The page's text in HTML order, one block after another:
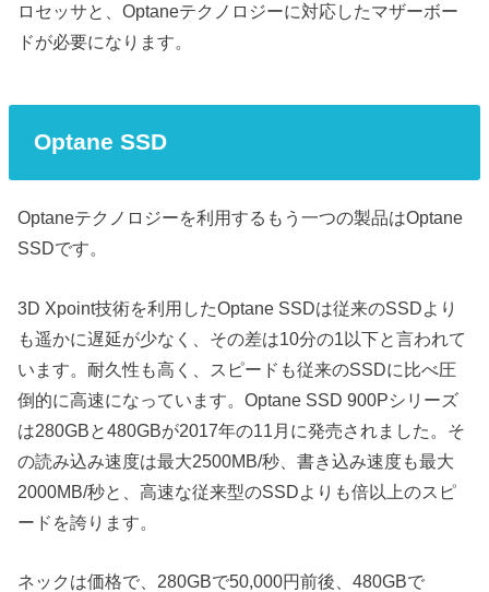
ロセッサと、Optaneテクノロジーに対応したマザーボー
ドが必要になります。
Optane SSD
Optaneテクノロジーを利用するもう一つの製品はOptane
SSDです。
3D Xpoint技術を利用したOptane SSDは従来のSSDより
も遥かに遅延が少なく、その差は10分の1以下と言われて
います。耐久性も高く、スピードも従来のSSDに比べ圧
倒的に高速になっています。Optane SSD 900Pシリーズ
は280GBと480GBが2017年の11月に発売されました。そ
の読み込み速度は最大2500MB/秒、書き込み速度も最大
2000MB/秒と、高速な従来型のSSDよりも倍以上のスピ
ードを誇ります。
ネックは価格で、280GBで50,000円前後、480GBで